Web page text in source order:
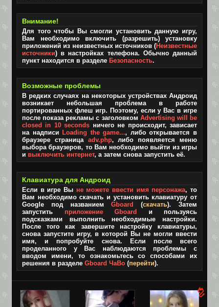
Внимание!
Для того чтобы Вы смогли установить данную игру,
Вам необходимо включить (разрешить) установку
приложений из неизвестных источников (Неизвестные
источники) в настройках телефона. Обычно данный
пункт находится в разделе Безопасность.
Возможные проблемы
В редких случаях на некоторых устройствах Андроид
возникает небольшая проблема в работе
портированных флеш игр. Поэтому, если у Вас в игре
после показа рекламы с заголовком Advertising will be
closed in 10 seconds ничего не происходит, зависает
на надписи Loading the game..., либо открывается в
браузере страница adv.php, либо появляется меню
выбора браузеров, то Вам необходимо выйти из игры
и выключить интернет, а затем снова запустить её.
Клавиатура для Андроид
Если в игре Вы не можете ввести имя персонажа, то
Вам необходимо скачать и установить клавиатуру от
Google под названиемGboard (скачать). Затем
запустить приложение Gboard
и пользуясь
подсказками выполнить необходимые настройки.
После того как завершите настройку клавиатуры,
снова запустите игру, в которой Вы не могли ввести
имя, и попробуйте снова. Если после всего
проделанного у Вас наблюдаются проблемы с
вводом имени, то ознакомьтесь со способами их
решения в разделе Gboard ЧаВо (перейти).